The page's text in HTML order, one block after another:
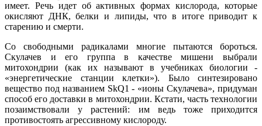
имеет. Речь идет об активных формах кислорода, которые
окисляют ДНК, белки и липиды, что в итоге приводит к
старению и смерти.
Со свободными радикалами многие пытаются бороться.
Скулачев и его группа в качестве мишени выбрали
митохондрии (как их называют в учебниках биологии -
«энергетические станции клетки»). Было синтезировано
вещество под названием SkQ1 - «ионы Скулачева», придуман
способ его доставки в митохондрии. Кстати, часть технологии
позаимствовали у растений: им ведь тоже приходится
противостоять агрессивному кислороду.